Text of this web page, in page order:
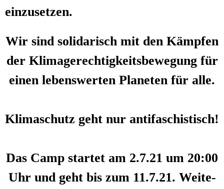
einzusetzen.
Wir sind soli­da­risch mit den Kämp­fen
der Kli­ma­ge­rech­tig­keits­be­we­gung für
einen lebens­wer­ten Pla­ne­ten für alle.
Kli­ma­schutz geht nur antifaschistisch!
Das Camp star­tet am 2.7.21 um 20:00
Uhr und geht bis zum 11.7.21. Wei­te­